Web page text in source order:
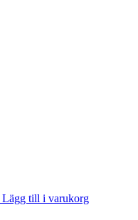
Lägg till i varukorg